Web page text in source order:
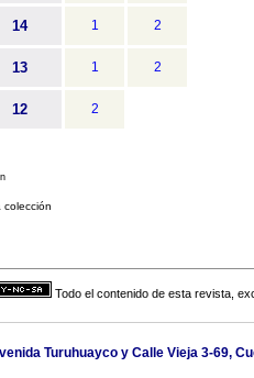
14 1 2
13 1 2
12 2
Todo el contenido de esta revista,
Turuhuayco y Calle Vieja 3-69,